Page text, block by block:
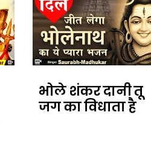
भोले शंकर दानी तू
जग का विधाता है